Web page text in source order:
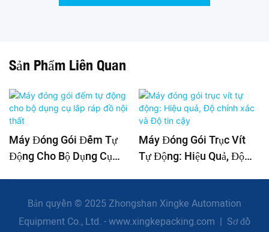
Sản Phẩm Liên Quan
Máy Đóng Gói Đếm Tự
Động Cho Bộ Dụng Cụ
Máy Đóng Gói Trục Vít
Tự Động: Hiệu Quả, Độ
Bản quyền © 2025 Zhongshan Xingke Automation
Equipment Co., Ltd. - www.xingkepacking.com | Sơ đồ